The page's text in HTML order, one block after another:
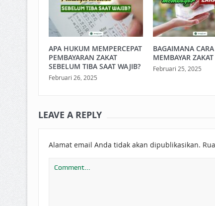
APA HUKUM MEMPERCEPAT
PEMBAYARAN ZAKAT
SEBELUM TIBA SAAT WAJIB?
Februari 26, 2025
BAGAIMANA CARA
MEMBAYAR
Februari 25, 2025
LEAVE A REPLY
Alamat email Anda tidak akan dipublikasikan.